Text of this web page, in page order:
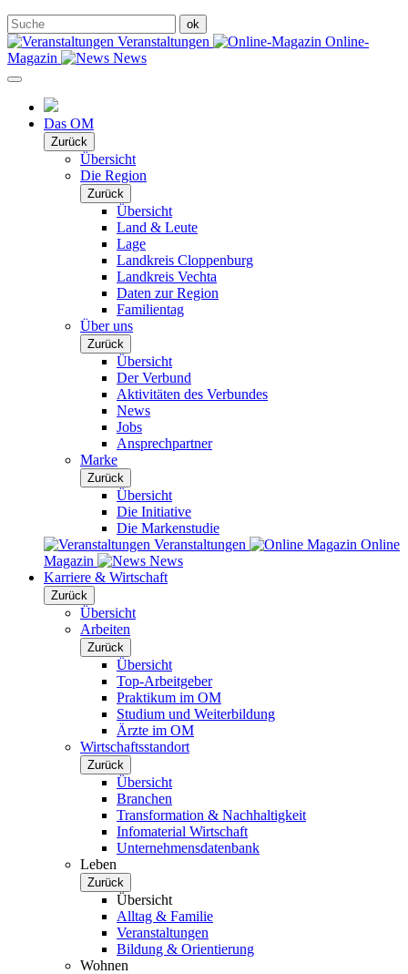
Veranstaltungen
Online-
Magazin
News
Das OM
Zurück
Übersicht
Die Region
Zurück
Übersicht
Land & Leute
Lage
Landkreis Cloppenburg
Landkreis Vechta
Daten zur Region
Familientag
Über uns
Zurück
Übersicht
Der Verbund
Aktivitäten des Verbundes
News
Jobs
Ansprechpartner
Marke
Zurück
Übersicht
Die Initiative
Die Markenstudie
Veranstaltungen
Online
Magazin
News
Karriere & Wirtschaft
Zurück
Übersicht
Arbeiten
Zurück
Übersicht
Top-Arbeitgeber
Praktikum im OM
Studium und Weiterbildung
Ärzte im OM
Wirtschaftsstandort
Zurück
Übersicht
Branchen
Transformation & Nachhaltigkeit
Infomaterial Wirtschaft
Unternehmensdatenbank
Leben
Zurück
Übersicht
Alltag & Familie
Veranstaltungen
Bildung & Orientierung
Wohnen